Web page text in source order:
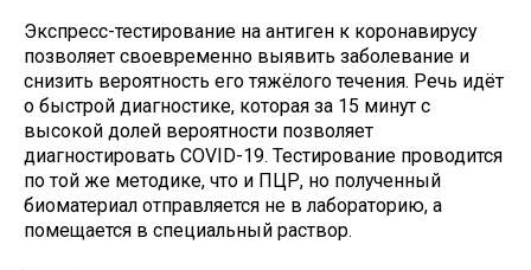
Экспресс-тестирование на антиген к коронавирусу
позволяет своевременно выявить заболевание и
снизить вероятность его тяжёлого течения. Речь идёт
о быстрой диагностике, которая за 15 минут с
высокой долей вероятности позволяет
диагностировать COVID-19. Тестирование проводится
по той же методике, что и ПЦР, но полученный
биоматериал отправляется не в лабораторию, а
помещается в специальный раствор.